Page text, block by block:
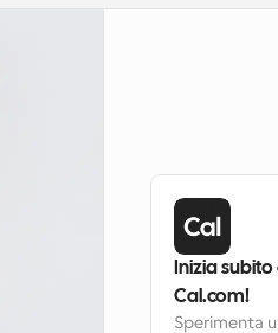
Inizia
Cal.com!
Sperimenta